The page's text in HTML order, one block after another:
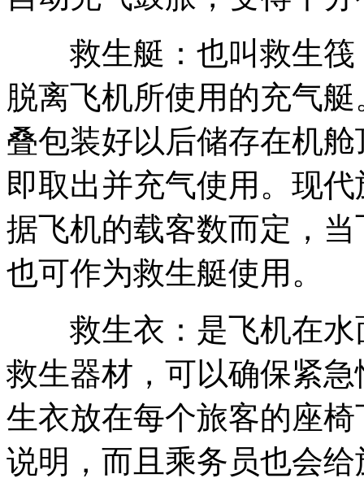
救生艇：也叫救生筏
脱离飞机所使用的充气
叠包装好以后储存在机
即取出并充气使用。现
据飞机的载客数而定，
也可作为救生艇使用。
救生衣：是飞机在水
救生器材，可以确保紧
生衣放在每个旅客的座
说明，而且乘务员也会